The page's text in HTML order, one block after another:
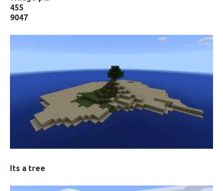
455
9047
Its a tree